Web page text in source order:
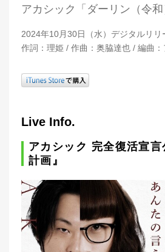
アカシック「ダーリン（令和
2024年10月30日（水）デジタルリリ
作詞：理姫 / 作曲：奥脇達也 / 編曲：
Live Info.
アカシック 完全復活宣言
計画』